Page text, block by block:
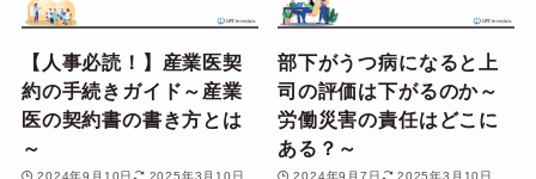
【人事必読！】産業医契
約の手続きガイド～産業
医の契約書の書き方とは
～
部下がうつ病になると上
司の評価は下がるのか～
労働災害の責任はどこに
ある？～